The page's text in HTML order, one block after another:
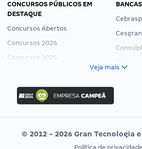
CONCURSOS PÚBLICOS EM
DESTAQUE
Concursos Abertos
Concursos 2026
Concursos 2025
Concurso Ibama
Concurso MPU
Editais publicados
Vunesp
Veja mais
© 2012 - 2026 Gran Tecnologia
Política de privacidade